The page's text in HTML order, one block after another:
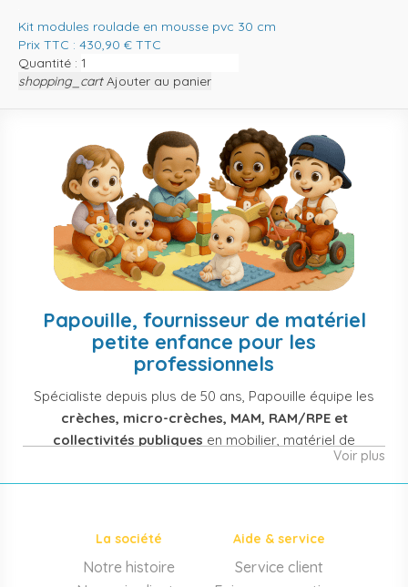
Kit modules roulade en mousse pvc 30 cm
Prix TTC : 430,90 € TTC
Quantité :
shopping_cart Ajouter au panier
Papouille, fournisseur de matériel
petite enfance pour les
professionnels
Spécialiste depuis plus de 50 ans, Papouille équipe les
crèches, micro-crèches, MAM, RAM/RPE et
collectivités publiques en mobilier, matériel de
puériculture, jouets et équipement pour structures
d'accueil de la petite enfance. Notre offre couvre
Voir plus
La société
Notre histoire
Aide & service
Service client